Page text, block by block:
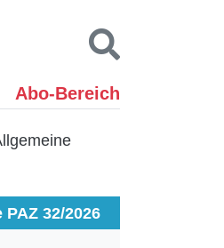
Abo-Bereich
Kontakt
32/2026